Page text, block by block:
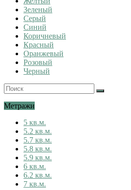
Зеленый
Серый
Синий
Коричневый
Красный
Оранжевый
Розовый
Черный
Метражи
5 кв.м.
5.2 кв.м.
5.7 кв.м.
5.8 кв.м.
5.9 кв.м.
6 кв.м.
6.2 кв.м.
7 кв.м.